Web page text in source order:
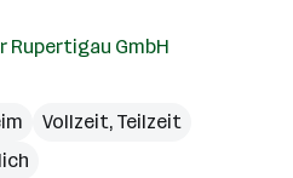
Rupertigau GmbH
Vollzeit, Teilzeit